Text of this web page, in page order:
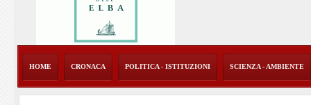
HOME CRONACA POLITICA - ISTITUZIONI SCIENZA - AMBIENTE